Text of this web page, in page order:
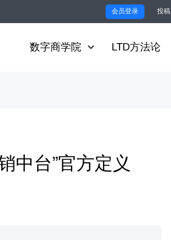
会员登录 投稿
数字商学院 LTD方法论
中台”官方定义